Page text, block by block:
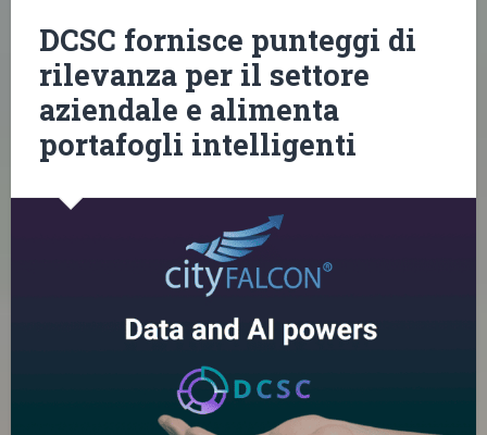
DCSC fornisce punteggi di
rilevanza per il settore
aziendale e alimenta
portafogli intelligenti